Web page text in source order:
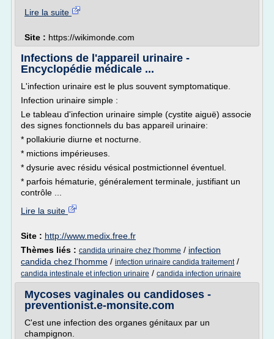
Lire la suite
Site : https://wikimonde.com
Infections de l'appareil urinaire -
Encyclopédie médicale ...
L'infection urinaire est le plus souvent symptomatique.
Infection urinaire simple :
Le tableau d'infection urinaire simple (cystite aiguë) associe
des signes fonctionnels du bas appareil urinaire:
* pollakiurie diurne et nocturne.
* mictions impérieuses.
* dysurie avec résidu vésical postmictionnel éventuel.
* parfois hématurie, généralement terminale, justifiant un
contrôle ...
Lire la suite
Site : http://www.medix.free.fr
Thèmes liés : candida urinaire chez l'homme / infection
candida chez l'homme / infection urinaire candida traitement/
candida intestinale et infection urinaire / candida infection urinaire
Mycoses vaginales ou candidoses -
preventionist.e-monsite.com
C'est une infection des organes génitaux par un
champignon.